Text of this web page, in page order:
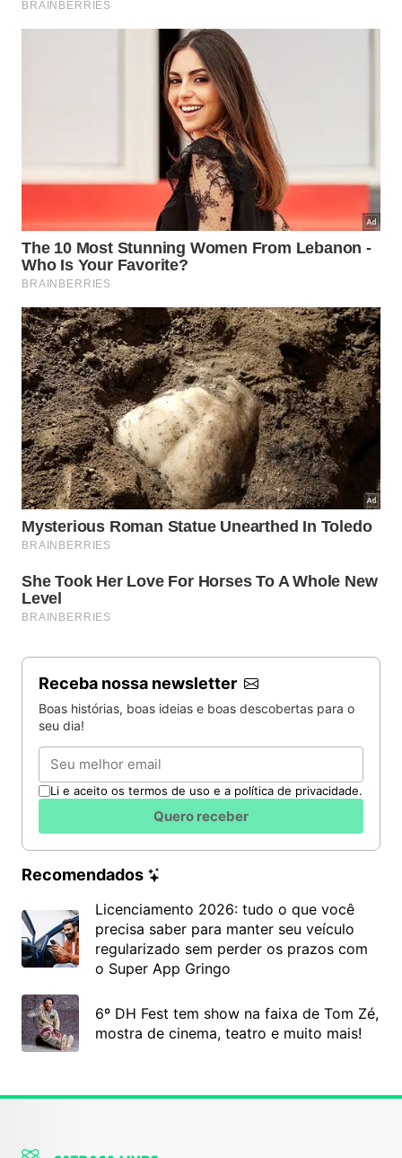
Receba nossa newsletter
Boas histórias, boas ideias e boas descobertas para o
seu dia!
Email
Li e aceito os termos de uso e a política de privacidade.
Quero receber
Recomendados
Licenciamento 2026: tudo o que você
precisa saber para manter seu veículo
regularizado sem perder os prazos com
o Super App Gringo
6º DH Fest tem show na faixa de Tom Zé,
mostra de cinema, teatro e muito mais!